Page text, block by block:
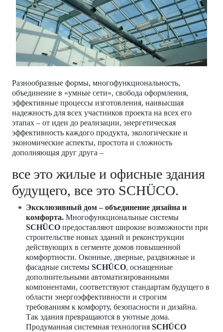
Разнообразные формы, многофункциональность,
объединение в «умные сети», свобода оформления,
эффективные процессы изготовления, наивысшая
надежность для всех участников проекта на всех его
этапах – от идеи до реализации, энергетическая
эффективность каждого продукта, экологические и
экономические аспекты, простота и сложность
дополняющая друг друга –
все это жилые и офисные здания
будущего, все это SCHÜCO.
Эксклюзивный дом – объединение дизайна и
комфорта. Многофункциональные системы
SCHÜCO предоставляют широкие возможности при
строительстве новых зданий и реконструкции
действующих в сегменте домов повышенной
комфортности. Оконные, дверные, раздвижные и
фасадные системы SCHÜCO, оснащенные
дополнительными автоматизированными
компонентами, соответствуют стандартам будущего в
области энергоэффективности и строгим
требованиям к комфорту, безопасности и дизайна.
Так здания превращаются в уютные дома.
Продуманная системная технология SCHÜCO